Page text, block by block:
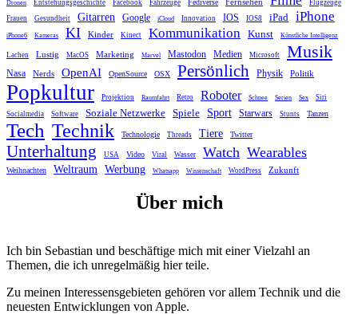
Dronen Entstehungsgeschichte Facebook Fahrzeuge Fediverse
Flugzeuge
Frauen
Gesundheit Gitarren Google iCloud Innovation IOS IOS8 iPad iPhone
iPhone6 Kameras KI Kinder Kinect Kommunikation Kunst Künstliche Intelligenz
Lachen Lustig MacOS Marketing Marvel Mastodon Medien Microsoft Musik
Nasa Nerds OpenAI OpenSource OSX Persönlich Physik Politik
Popkultur Projektion Raumfahrt Retro Roboter Schnee Serien Sex Siri
Socialmedia Software Soziale Netzwerke Spiele Sport Starwars Stunts Tanzen
Tech Technik Technologie Threads Tiere Twitter
Unterhaltung USA Video Viral Wasser Watch Wearables
Weihnachten Weltraum Werbung Whatsapp Wissenschaft WordPress Zukunft
Über mich
Ich bin Sebastian und beschäftige mich mit einer Vielzahl an
Themen, die ich unregelmäßig hier teile.
Zu meinen Interessensgebieten gehören vor allem Technik und die
neuesten Entwicklungen von Apple.